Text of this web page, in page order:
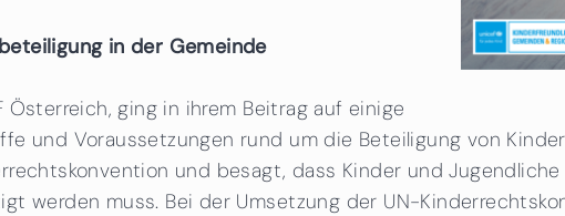
in der Gemeinde
Österreich, ging in ihrem Beitrag auf einige
und Voraussetzungen rund um die Beteiligung von
und besagt, dass Kinder und
werden muss. Bei der Umsetzung der UN-